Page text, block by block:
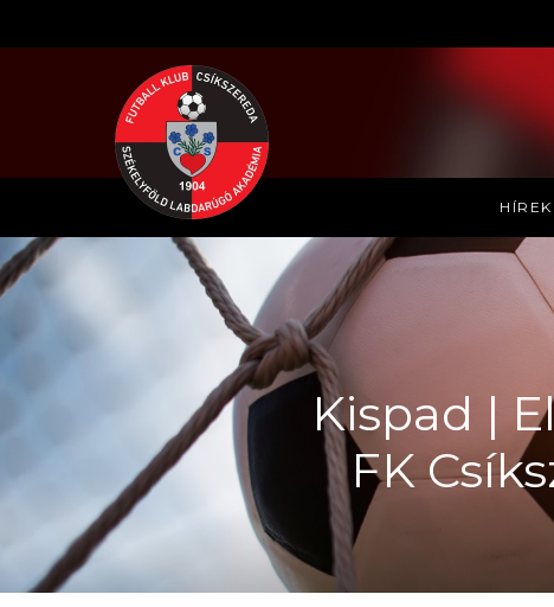
HÍREK
Kispad |
FK